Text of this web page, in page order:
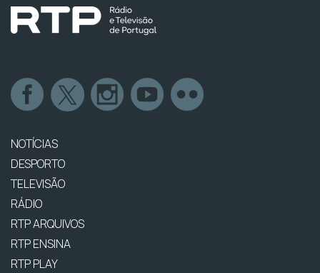
NOTÍCIAS
DESPORTO
TELEVISÃO
RÁDIO
RTP ARQUIVOS
RTP ENSINA
RTP PLAY